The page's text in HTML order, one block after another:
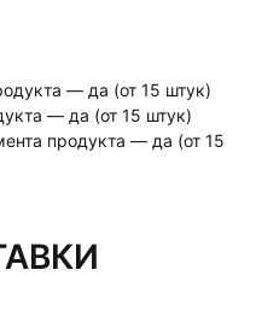
— да (от 15 штук)
— да (от 15 штук)
продукта — да (от 15